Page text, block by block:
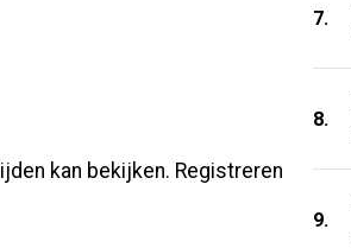
kan bekijken. Registreren
7.
8.
9.